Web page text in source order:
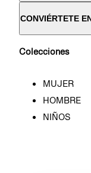
CONVIÉRTETE
Colecciones
MUJER
HOMBRE
NIÑOS